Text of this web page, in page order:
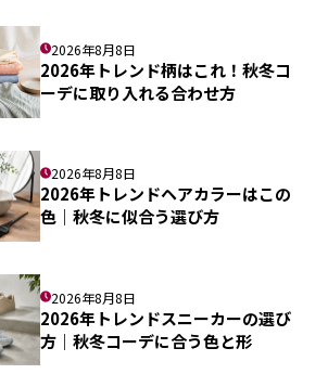
2026年8月8日
2026年トレンド柄はこれ！秋冬コ
ーデに取り入れる合わせ方
2026年8月8日
2026年トレンドヘアカラーはこの
色｜秋冬に似合う選び方
2026年8月8日
2026年トレンドスニーカーの選び
方｜秋冬コーデに合う色と形